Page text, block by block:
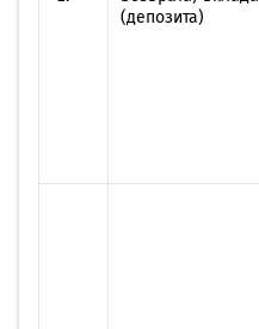
(депозита)